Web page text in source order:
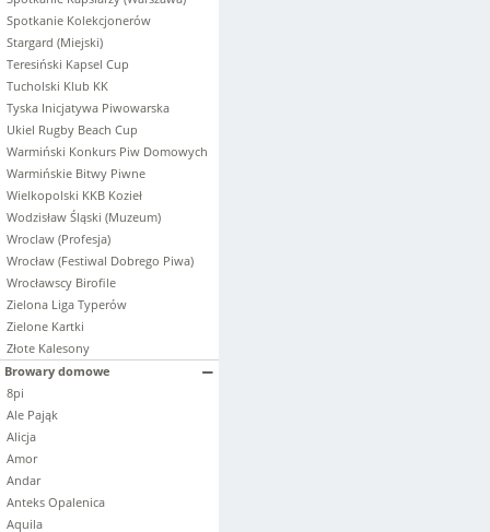
Spotkanie Kolekcjonerów
Stargard (Miejski)
Teresiński Kapsel Cup
Tucholski Klub KK
Tyska Inicjatywa Piwowarska
Ukiel Rugby Beach Cup
Warmiński Konkurs Piw Domowych
Warmińskie Bitwy Piwne
Wielkopolski KKB Kozieł
Wodzisław Śląski (Muzeum)
Wroclaw (Profesja)
Wrocław (Festiwal Dobrego Piwa)
Wrocławscy Birofile
Zielona Liga Typerów
Zielone Kartki
Złote Kalesony
Browary domowe
8pi
Ale Pająk
Alicja
Amor
Andar
Anteks Opalenica
Aquila